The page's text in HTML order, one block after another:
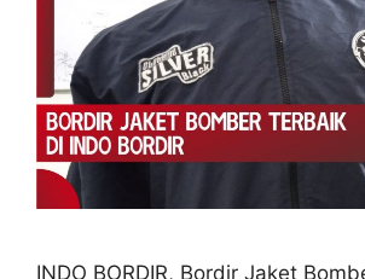
INDO BORDIR, Bordir Jaket